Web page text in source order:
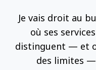
Je vais droit au
où ses
distinguent — et
des limites —